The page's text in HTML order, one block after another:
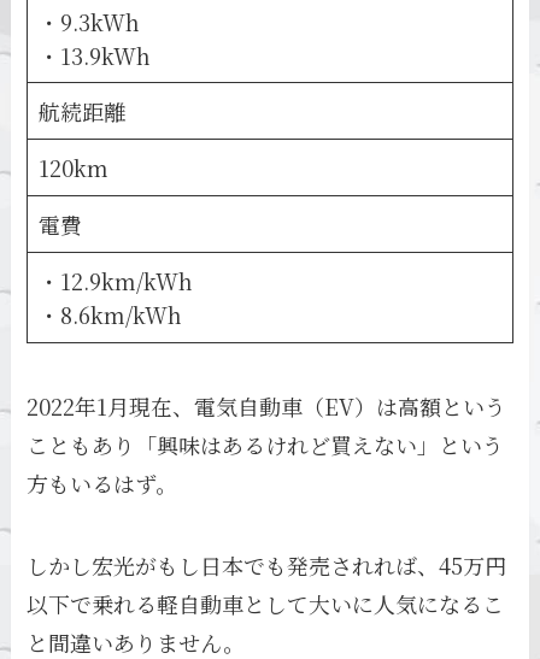
・9.3kWh
・13.9kWh
航続距離
120km
電費
・12.9km/kWh
・8.6km/kWh
2022年1月現在、電気自動車（EV）は高額という
こともあり「興味はあるけれど買えない」という
方もいるはず。
しかし宏光がもし日本でも発売されれば、45万円
以下で乗れる軽自動車として大いに人気になるこ
と間違いありません。